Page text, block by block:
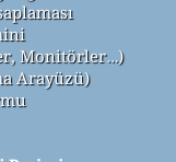
Monitörler…)
Arayüzü)